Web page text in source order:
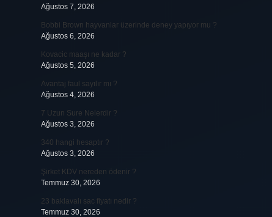
Ağustos 7, 2026
Bobbi Brown hayvanlar üzerinde deney yapıyor mu ?
Ağustos 6, 2026
Kovacic maaşı ne kadar ?
Ağustos 5, 2026
Avantaj faul sayılır mı ?
Ağustos 4, 2026
7 Uzun Sure Nelerdir ?
Ağustos 3, 2026
340 hangi hesaptır ?
Ağustos 3, 2026
Şirket KDV nereden ödenir ?
Temmuz 30, 2026
23 baklavalı sac fiyatı nedir ?
Temmuz 30, 2026